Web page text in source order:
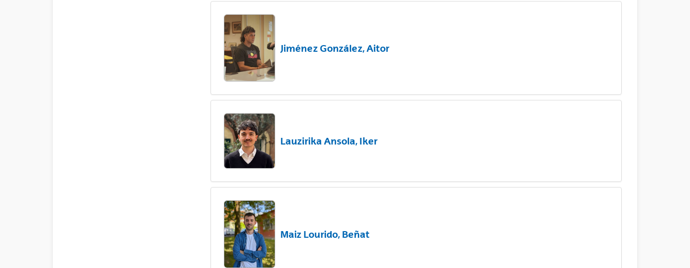
Jiménez González, Aitor
Lauzirika Ansola, Iker
Maiz Lourido, Beñat